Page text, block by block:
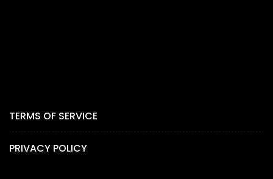
TERMS OF SERVICE
PRIVACY POLICY